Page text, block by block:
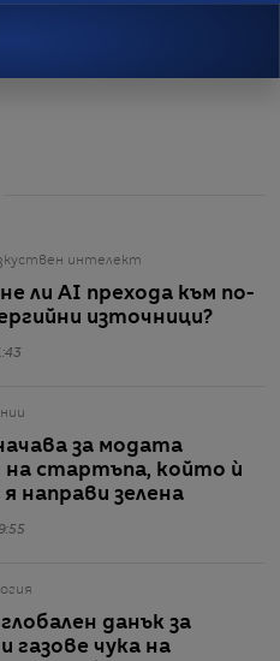
интелект
ли AI прехода към по-
източници?
за модата
стартъпа, който ѝ
направи зелена
данък за
газове чука на